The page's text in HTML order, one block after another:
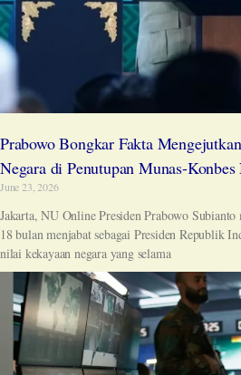
Prabowo Bongkar Fakta
Negara di Penutupan Munas-
June 23, 2026
Jakarta, NU Online Presiden Prabowo
18 bulan menjabat sebagai Presiden Republik
nilai kekayaan negara yang selama